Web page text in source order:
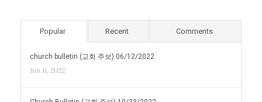
Popular Recent Comments
church bulletin (교회 주보) 06/12/2022
Jun 11, 2022